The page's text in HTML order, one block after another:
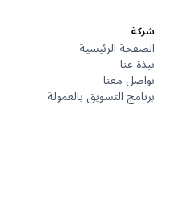
شركة
الصفحة الرئيسية
نبذة عنا
تواصل معنا
برنامج التسويق بالعمولة